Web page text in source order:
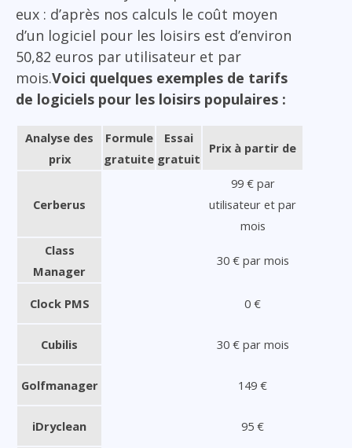
eux : d’après nos calculs le coût moyen
d’un logiciel pour les loisirs est d’environ
50,82 euros par utilisateur et par
mois.Voici quelques exemples de tarifs
de logiciels pour les loisirs populaires :
Analyse des
prix
Formule
gratuite
Essai
gratuit
Prix à partir de
Cerberus
99 € par
utilisateur et par
mois
Class
Manager
30 € par mois
Clock PMS 0 €
Cubilis 30 € par mois
Golfmanager 149 €
iDryclean 95 €